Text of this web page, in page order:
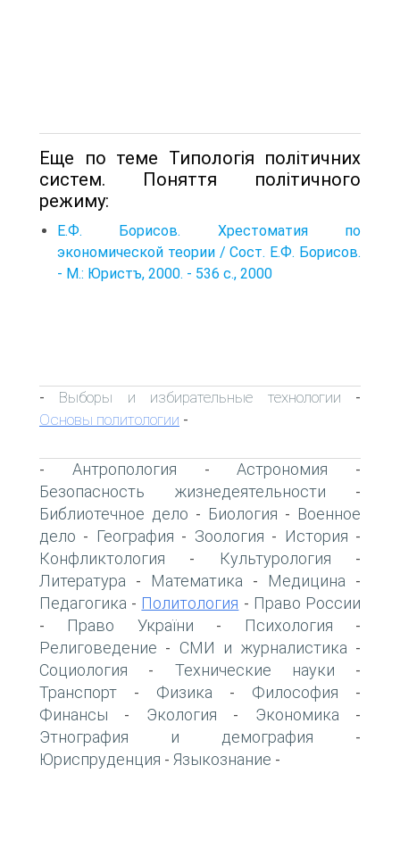
Еще по теме Типологія політичних
систем. Поняття політичного
режиму:
Е.Ф. Борисов. Хрестоматия по
экономической теории / Сост. Е.Ф. Борисов.
- М.: Юристъ, 2000. - 536 с., 2000
- Выборы и избирательные технологии -
Основы политологии -
- Антропология -Астрономия -
Безопасность жизнедеятельности -
Библиотечное дело - Биология - Военное
дело - География - Зоология - История -
Конфликтология - Культурология -
Литература - Математика - Медицина -
Педагогика - Политология - Право России
- Право України - Психология -
Религоведение - СМИ и журналистика -
Социология - Технические науки -
Транспорт - Физика - Философия -
Финансы - Экология - Экономика -
Этнография и демография -
Юриспруденция - Языкознание -